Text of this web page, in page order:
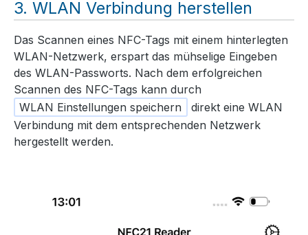
WLAN Verbindung herstellen
Das Scannen eines NFC-Tags mit einem hinterlegten
WLAN-Netzwerk, erspart das mühselige Eingeben
des WLAN-Passworts. Nach dem erfolgreichen
Scannen des NFC-Tags kann durch
WLAN Einstellungen speichern
direkt eine WLAN
Verbindung mit dem entsprechenden Netzwerk
hergestellt werden.